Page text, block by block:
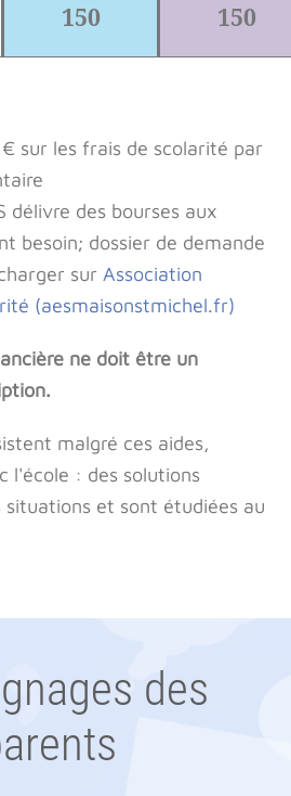
150 150
sur les frais de scolarité par
délivre des bourses aux
besoin; dossier de demande
sur Association
(aesmaisonstmichel.fr)
ne doit être un
malgré ces aides,
l'école : des solutions
et sont étudiées au
des